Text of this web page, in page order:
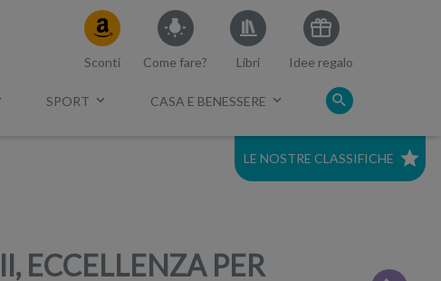
Sconti Come fare? Libri Idee regalo
SPORT CASA E BENESSERE
LE NOSTRE CLASSIFICHE
ECCELLENZA PER